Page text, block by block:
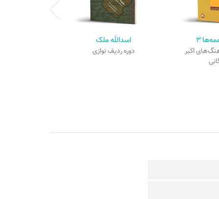
۳
اکبر
اسدالله ملک
دوره ردیف نوازی